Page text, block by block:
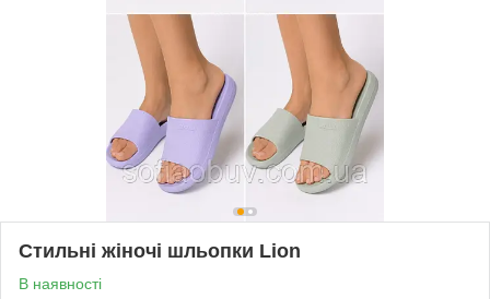
Стильні жіночі шльопки Lion
В наявності